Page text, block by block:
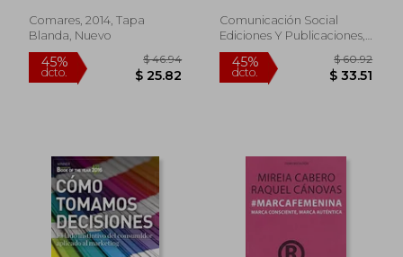
45%
dcto. $ 43.22
40%
dcto.
Comares, 2014, Tapa
Blanda, Nuevo
Comunicación Social
Ediciones Y Publicaciones,
2012, 1ª Edición, Tapa
Blanda, Nuevo